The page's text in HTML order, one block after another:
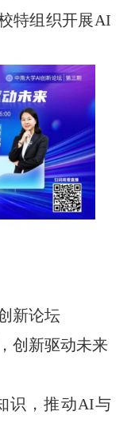
特组织开展AI
新论坛
创新驱动未来
识，推动AI与